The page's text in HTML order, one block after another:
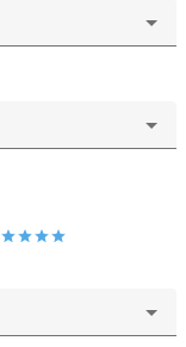
starstarstarstar